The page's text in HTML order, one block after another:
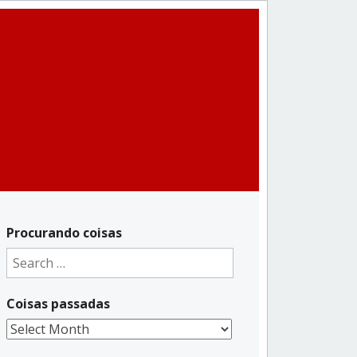
Procurando coisas
Search
for:
Coisas passadas
Coisas